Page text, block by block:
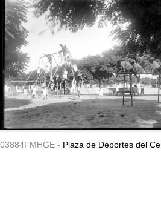
03884FMHGE - Plaza de Deportes del